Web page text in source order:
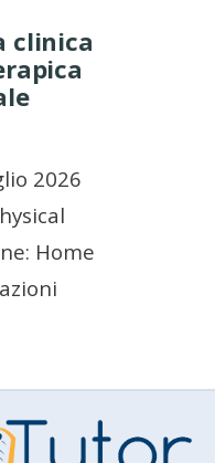
clinica
2026
Home